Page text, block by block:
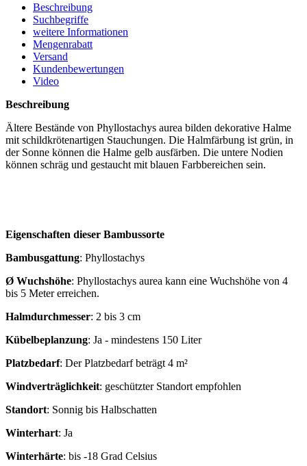
Beschreibung
Suchbegriffe
weitere Informationen
Mengenrabatt
Versand
Kundenbewertungen
Video
Beschreibung
Ältere Bestände von Phyllostachys aurea bilden dekorative Halme
mit schildkrötenartigen Stauchungen. Die Halmfärbung ist grün, in
der Sonne können die Halme gelb ausfärben. Die untere Nodien
können schräg und gestaucht mit blauen Farbbereichen sein.
Eigenschaften dieser Bambussorte
Bambusgattung: Phyllostachys
Ø Wuchshöhe: Phyllostachys aurea kann eine Wuchshöhe von 4
bis 5 Meter erreichen.
Halmdurchmesser: 2 bis 3 cm
Kübelbeplanzung: Ja - mindestens 150 Liter
Platzbedarf: Der Platzbedarf beträgt 4 m²
Windverträglichkeit: geschützter Standort empfohlen
Standort: Sonnig bis Halbschatten
Winterhart: Ja
Winterhärte: bis -18 Grad Celsius